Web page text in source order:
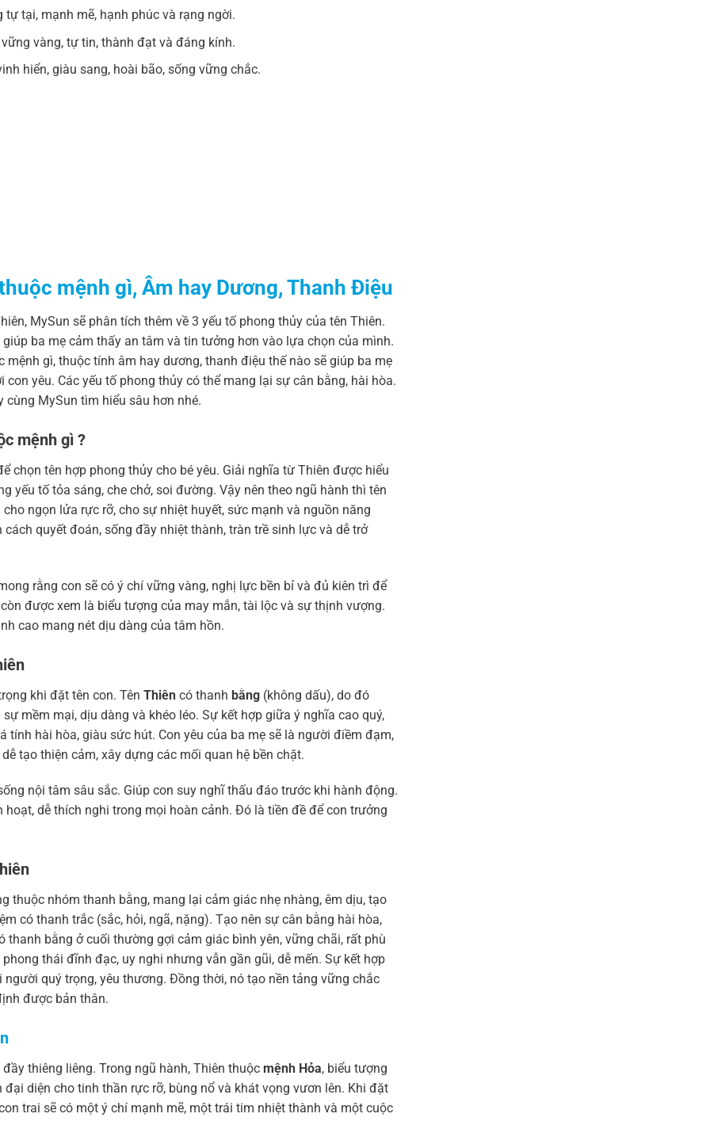
tự tại, mạnh mẽ, hạnh phúc và rạng ngời.
vàng, tự tin, thành đạt và đáng kính.
hiển, giàu sang, hoài bão, sống vững chắc.
mệnh gì, Âm hay Dương, Thanh Điệu
MySun sẽ phân tích thêm về 3 yếu tố phong thủy của tên Thiên.
ba mẹ cảm thấy an tâm và tin tưởng hơn vào lựa chọn của mình.
gì, thuộc tính âm hay dương, thanh điệu thế nào sẽ giúp ba mẹ
yêu. Các yếu tố phong thủy có thể mang lại sự cân bằng, hài hòa.
cùng MySun tìm hiểu sâu hơn nhé.
mệnh gì ?
chọn tên hợp phong thủy cho bé yêu. Giải nghĩa từ Thiên được hiểu
yếu tố tỏa sáng, che chở, soi đường. Vậy nên theo ngũ hành thì tên
ngọn lửa rực rỡ, cho sự nhiệt huyết, sức mạnh và nguồn năng
quyết đoán, sống đầy nhiệt thành, tràn trề sinh lực và dễ trở
rằng con sẽ có ý chí vững vàng, nghị lực bền bỉ và đủ kiên trì để
được xem là biểu tượng của may mắn, tài lộc và sự thịnh vượng.
cao mang nét dịu dàng của tâm hồn.
khi đặt tên con. Tên Thiên có thanh bằng (không dấu), do đó
mềm mại, dịu dàng và khéo léo. Sự kết hợp giữa ý nghĩa cao quý,
hài hòa, giàu sức hút. Con yêu của ba mẹ sẽ là người điềm đạm,
tạo thiện cảm, xây dựng các mối quan hệ bền chặt.
nội tâm sâu sắc. Giúp con suy nghĩ thấu đáo trước khi hành động.
dễ thích nghi trong mọi hoàn cảnh. Đó là tiền đề để con trưởng
thuộc nhóm thanh bằng, mang lại cảm giác nhẹ nhàng, êm dịu, tạo
có thanh trắc (sắc, hỏi, ngã, nặng). Tạo nên sự cân bằng hài hòa,
bằng ở cuối thường gợi cảm giác bình yên, vững chãi, rất phù
thái đĩnh đạc, uy nghi nhưng vẫn gần gũi, dễ mến. Sự kết hợp
quý trọng, yêu thương. Đồng thời, nó tạo nền tảng vững chắc
được bản thân.
thiêng liêng. Trong ngũ hành, Thiên thuộc mệnh Hỏa, biểu tượng
diện cho tinh thần rực rỡ, bùng nổ và khát vọng vươn lên. Khi đặt
trai sẽ có một ý chí mạnh mẽ, một trái tim nhiệt thành và một cuộc